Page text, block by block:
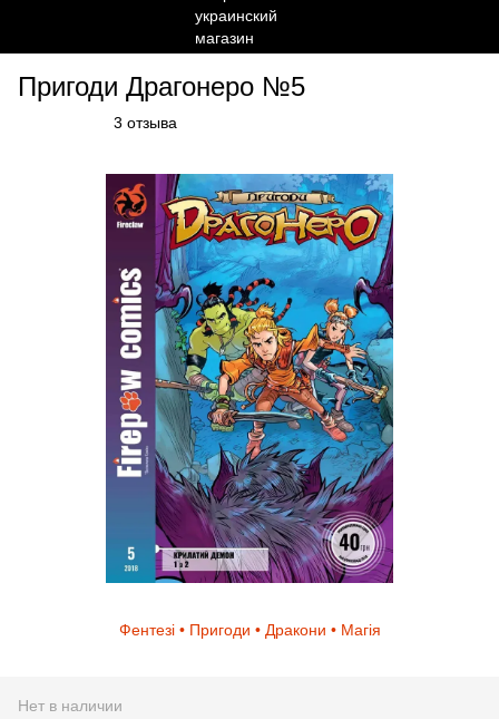
Пригоди Драгонеро №5
3 отзыва
Фентезі • Пригоди • Дракони • Магія
Нет в наличии